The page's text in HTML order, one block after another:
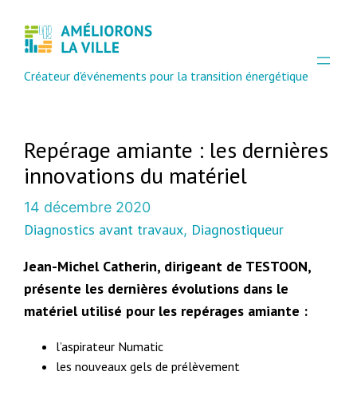
Créateur d'événements pour la transition énergétique
Repérage amiante : les dernières
innovations du matériel
14 décembre 2020
Diagnostics avant travaux, Diagnostiqueur
Jean-Michel Catherin, dirigeant de TESTOON,
présente les dernières évolutions dans le
matériel utilisé pour les repérages amiante :
l’aspirateur Numatic
les nouveaux gels de prélèvement